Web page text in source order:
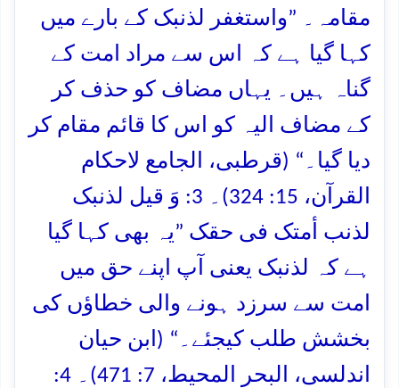
مقامہ۔ ”واستغفر لذنبک کے بارے میں
کہا گیا ہے کہ اس سے مراد امت کے
گناہ ہیں۔ یہاں مضاف کو حذف کر
کے مضاف الیہ کو اس کا قائم مقام کر
دیا گیا۔“ (قرطبی، الجامع لاحکام
القرآن، 15: 324)۔ 3: وَ قیل لذنبک
لذنب أمتک فی حقک ”یہ بھی کہا گیا
ہے کہ لذنبک یعنی آپ اپنے حق میں
امت سے سرزد ہونے والی خطاؤں کی
بخشش طلب کیجئے۔“ (ابن حیان
اندلسی، البحر المحیط، 7: 471)۔ 4: